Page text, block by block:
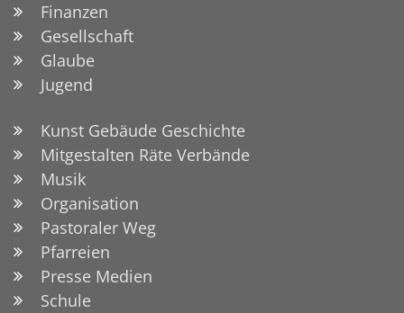
Finanzen
Gesellschaft
Glaube
Jugend
Kunst Gebäude Geschichte
Mitgestalten Räte Verbände
Musik
Organisation
Pastoraler Weg
Pfarreien
Presse Medien
Schule